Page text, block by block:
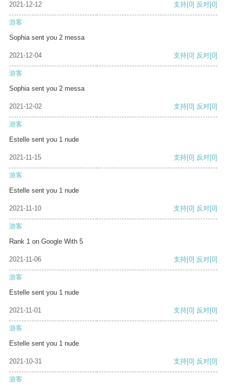
2021-12-12 支持[0] 反对[0]
游客
Sophia sent you 2 messa
2021-12-04 支持[0] 反对[0]
游客
Sophia sent you 2 messa
2021-12-02 支持[0] 反对[0]
游客
Estelle sent you 1 nude
2021-11-15 支持[0] 反对[0]
游客
Estelle sent you 1 nude
2021-11-10 支持[0] 反对[0]
游客
Rank 1 on Google With 5
2021-11-06 支持[0] 反对[0]
游客
Estelle sent you 1 nude
2021-11-01 支持[0] 反对[0]
游客
Estelle sent you 1 nude
2021-10-31 支持[0] 反对[0]
游客